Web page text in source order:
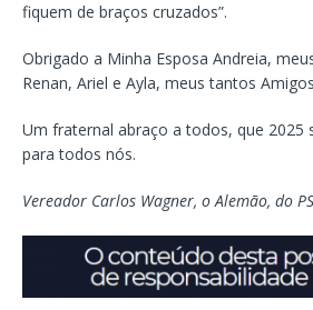
fiquem de braços cruzados”.
Obrigado a Minha Esposa Andreia,
Renan, Ariel e Ayla, meus tantos
Um fraternal abraço a todos, que 2025
para todos nós.
Vereador Carlos Wagner, o Alemão, do